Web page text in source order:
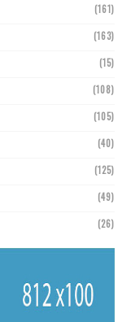
(161)
(163)
(15)
(108)
(105)
(40)
(125)
(49)
(26)